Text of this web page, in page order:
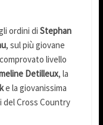
ordini di Stephan
, sul più giovane
livello
Detilleux, la
e la giovanissima
Cross Country